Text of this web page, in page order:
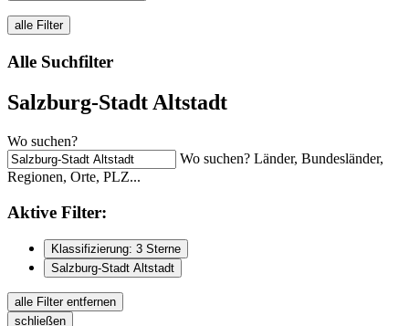
alle Filter
Alle Suchfilter
Salzburg-Stadt Altstadt
Wo suchen?
Wo suchen? Länder, Bundesländer,
Regionen, Orte, PLZ...
Aktive Filter:
Klassifizierung: 3 Sterne
Salzburg-Stadt Altstadt
alle Filter entfernen
schließen